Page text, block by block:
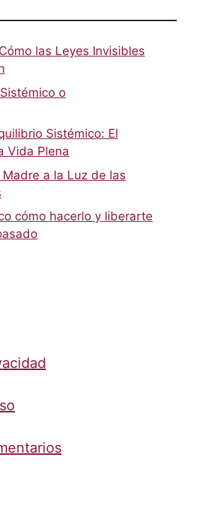
las Leyes Invisibles
o
Sistémico: El
Vida Plena
a la Luz de las
cómo hacerlo y liberarte